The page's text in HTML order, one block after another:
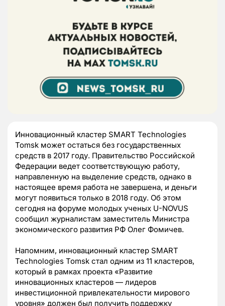
Инновационный кластер SMART Technologies
Tomsk может остаться без государственных
средств в 2017 году. Правительство Российской
Федерации ведет соответствующую работу,
направленную на выделение средств, однако в
настоящее время работа не завершена, и деньги
могут появиться только в 2018 году. Об этом
сегодня на форуме молодых ученых U-NOVUS
сообщил журналистам заместитель Министра
экономического развития РФ Олег Фомичев.
Напомним, инновационный кластер SMART
Technologies Tomsk стал одним из 11 кластеров,
который в рамках проекта «Развитие
инновационных кластеров — лидеров
инвестиционной привлекательности мирового
уровня» должен был получить поддержку